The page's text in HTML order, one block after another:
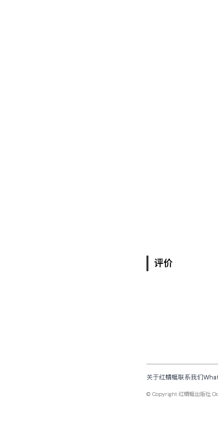
评价
关于红蜻蜓联系我们
© Copyright 红蜻蜓出版社